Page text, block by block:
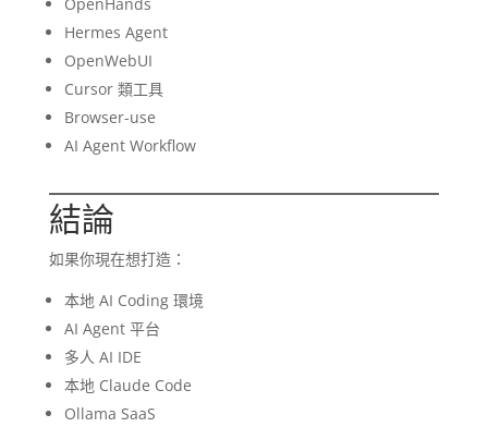
Hermes Agent
OpenWebUI
Cursor 類工具
Browser-use
AI Agent Workflow
結論
如果你現在想打造：
本地 AI Coding 環境
AI Agent 平台
多人 AI IDE
本地 Claude Code
Ollama SaaS